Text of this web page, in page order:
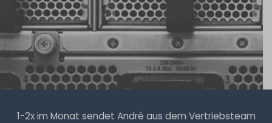
1-2x im Monat sendet André aus dem Vertriebsteam